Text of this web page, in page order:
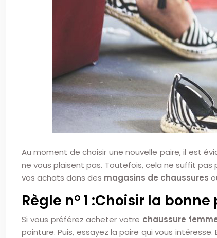
Au moment de choisir une nouvelle paire, il est
ne vous plaisent pas. Toutefois, cela ne suffit
vos achats dans des magasins de chaussures
Règle n° 1 :Choisir la
Si vous préférez acheter votre chaussure
pointure. Puis, essayez la paire qui vous